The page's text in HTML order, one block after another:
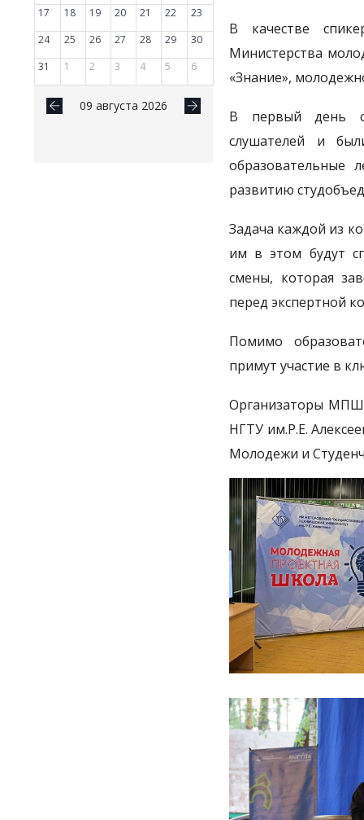
17
18 19 20 21 22
23
24
25 26 27 28 29
30
31
1 2 3 4 5 6
09 августа 2026
В качестве
Министерства
«Знание»,
В первый день
слушателей и
образовательные
развитию
Задача каждой из
им в этом будут
смены, которая
перед экспертной
Помимо
примут участие в
Организаторы МПШ
НГТУ им.Р.Е.
Молодежи и